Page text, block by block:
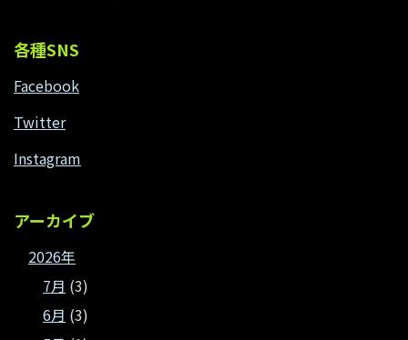
各種SNS
Facebook
Twitter
Instagram
アーカイブ
2026年
7月 (3)
6月 (3)